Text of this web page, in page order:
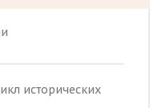
исторических